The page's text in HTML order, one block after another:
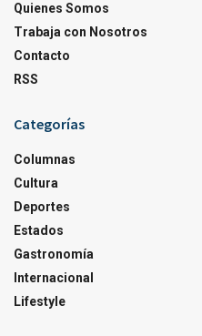
Quienes Somos
Trabaja con Nosotros
Contacto
RSS
Categorías
Columnas
Cultura
Deportes
Estados
Gastronomía
Internacional
Lifestyle